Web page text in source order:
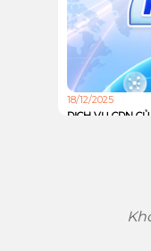
18/12/2025
DỊCH VỤ CDN